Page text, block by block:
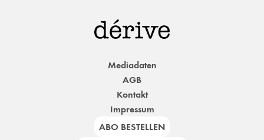
Mediadaten
AGB
Kontakt
Impressum
ABO BESTELLEN